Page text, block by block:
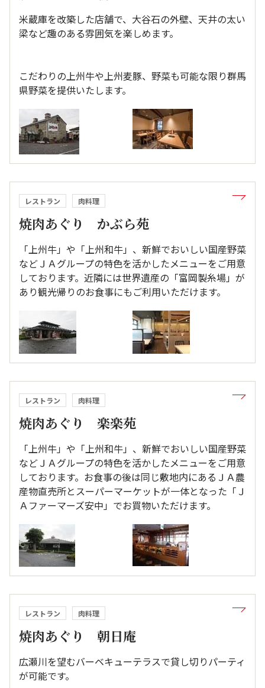
米蔵庫を改築した店舗で、大谷石の外壁、天井の太い
梁など趣のある雰囲気を楽しめます。
こだわりの上州牛や上州麦豚、野菜も可能な限り群馬
県野菜を提供いたします。
レストラン 肉料理
焼肉あぐり かぶら苑
「上州牛」や「上州和牛」、新鮮でおいしい国産野菜
などＪＡグループの特色を活かしたメニューをご用意
しております。近隣には世界遺産の「富岡製糸場」が
あり観光帰りのお食事にもご利用いただけます。
レストラン 肉料理
焼肉あぐり 楽楽苑
「上州牛」や「上州和牛」、新鮮でおいしい国産野菜
などＪＡグループの特色を活かしたメニューをご用意
しております。お食事の後は同じ敷地内にあるＪＡ農
産物直売所とスーパーマーケットが一体となった「Ｊ
Ａファーマーズ安中」でお買物いただけます。
レストラン 肉料理
焼肉あぐり 朝日庵
広瀬川を望むバーベキューテラスで貸し切りパーティ
が可能です。